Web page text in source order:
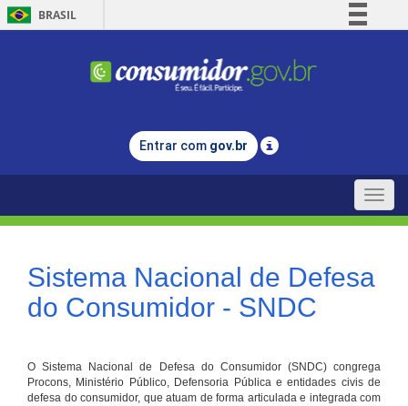
BRASIL
Comunica BR
Legislação
Entrar com gov.br
Toggle
Sistema Nacional de Defesa
do Consumidor - SNDC
O Sistema Nacional de Defesa do Consumidor (SNDC) congrega
Procons, Ministério Público, Defensoria Pública e entidades civis de
defesa do consumidor, que atuam de forma articulada e integrada com